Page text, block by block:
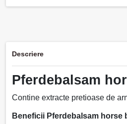
Descriere
Pferdebalsam
Contine extracte pretioase de
Beneficii Pferdebalsam horse